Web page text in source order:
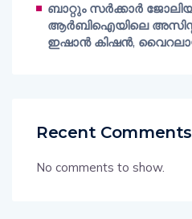
ബാറ്റും സർക്കാർ
ആർബിഐയിലെ
ഇഷാൻ കിഷൻ,
Recent Comments
No comments to show.